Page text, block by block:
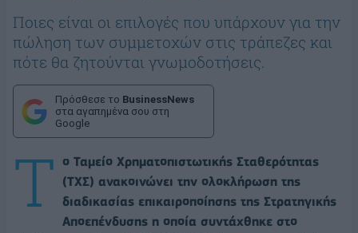
Ποιες είναι οι επιλογές που υπάρχουν για την
πώληση των συμμετοχών στις τράπεζες και
πότε θα ζητούνται γνωμοδοτήσεις.
Πρόσθεσε το BusinessNews
στα αγαπημένα σου στη
Google
Τ
ο Ταμείο Χρηματοπιστωτικής Σταθερότητας
(ΤΧΣ) ανακοινώνει την ολοκλήρωση της
διαδικασίας επικαιροποίησης της Στρατηγικής
Αποεπένδυσης η οποία συντάχθηκε στο